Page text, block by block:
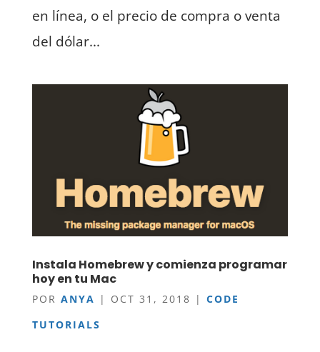
en línea, o el precio de compra o venta
del dólar...
Instala Homebrew y comienza programar
hoy en tu Mac
POR ANYA | OCT 31, 2018 | CODE
TUTORIALS